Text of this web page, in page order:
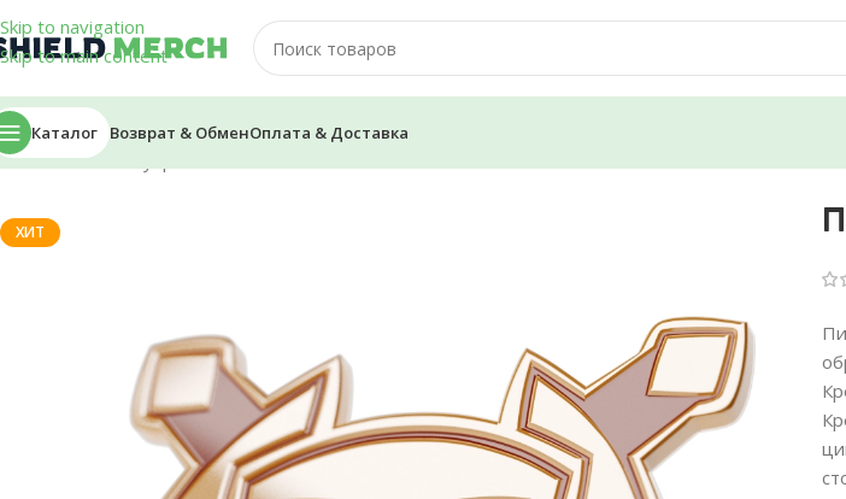
Skip to navigation
Skip to main content
Каталог Возврат & ОбменОплата & Доставка
Главная/Аксессуары
ХИТ